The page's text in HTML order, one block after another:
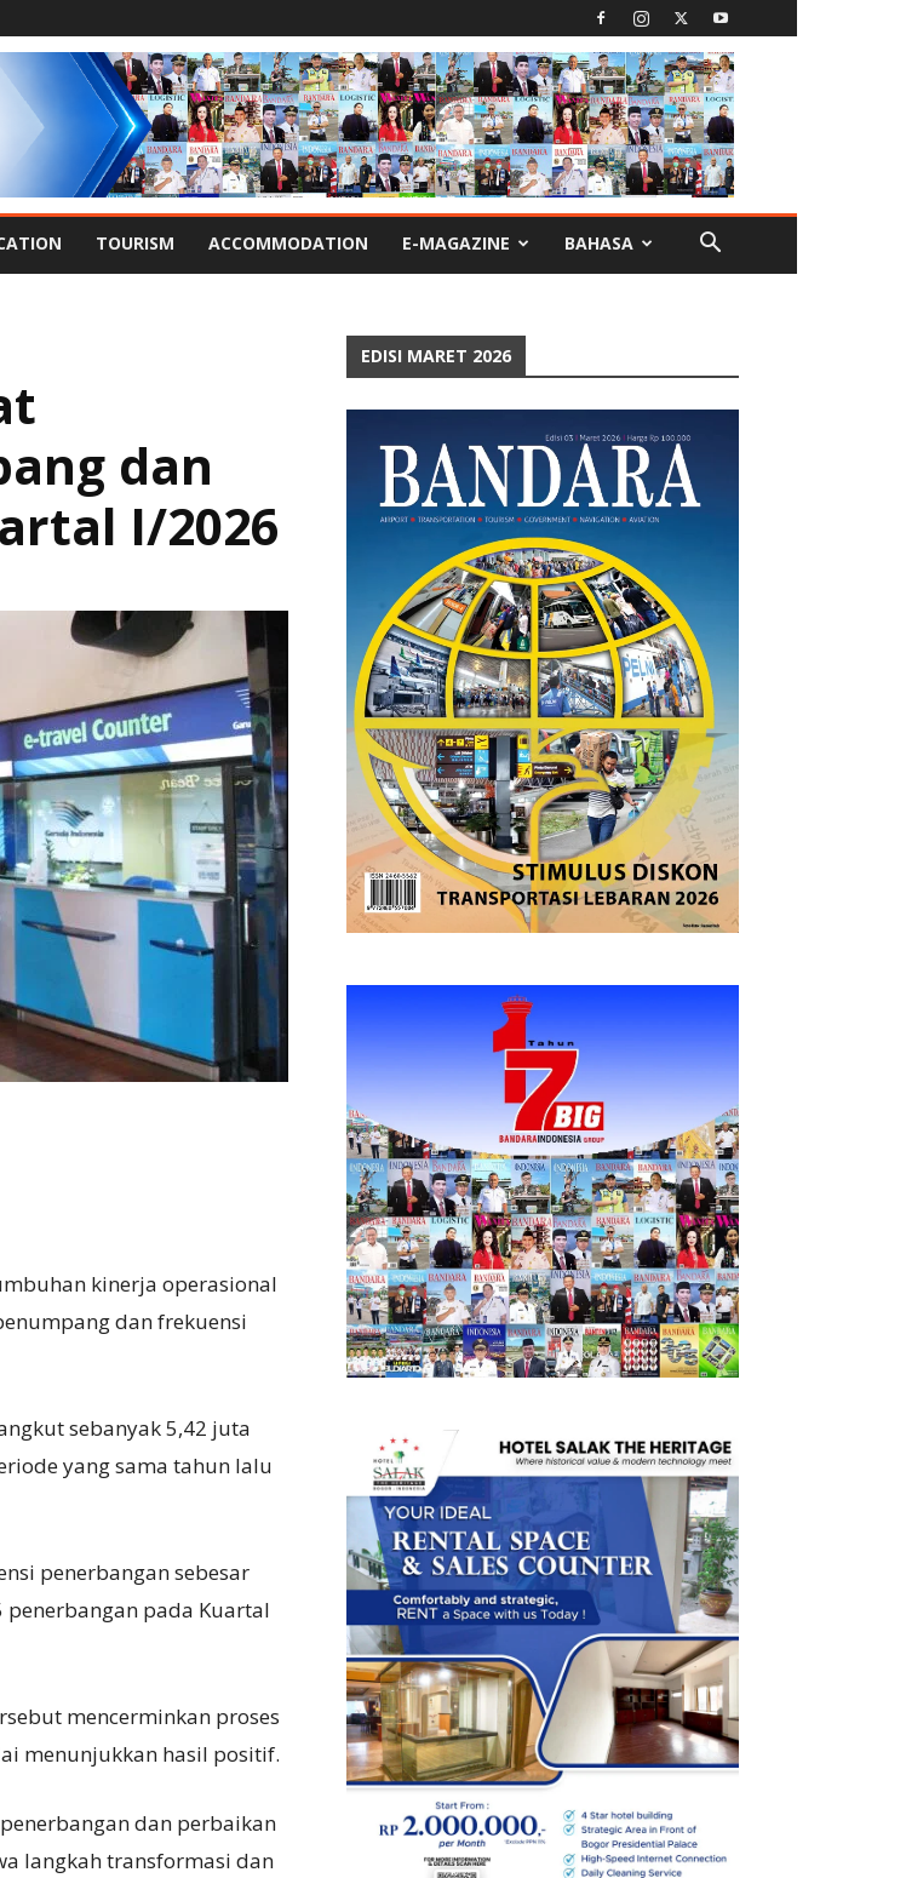
TOURISM ACCOMMODATION E-MAGAZINE BAHASA
dan
I/2026
kinerja operasional
dan frekuensi
sebanyak 5,42 juta
yang sama tahun lalu
penerbangan sebesar
penerbangan pada Kuartal
mencerminkan proses
menunjukkan hasil positif.
dan perbaikan
langkah transformasi dan
EDISI MARET 2026